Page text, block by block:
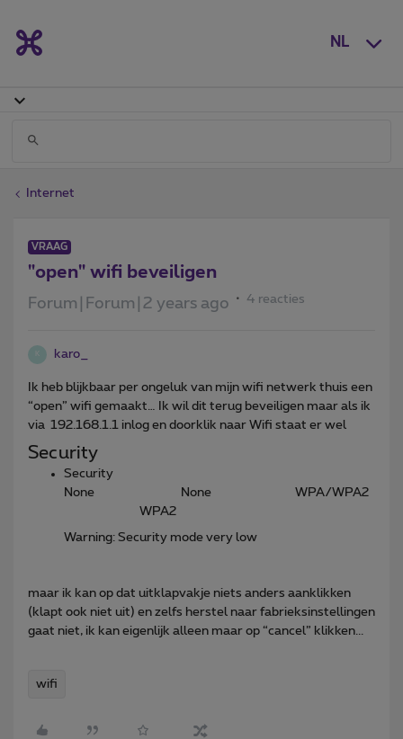
NL
Internet
VRAAG
"open" wifi beveiligen
Forum|Forum|2 years ago 4 reacties
K karo_
Ik heb blijkbaar per ongeluk van mijn wifi netwerk thuis een
“open” wifi gemaakt… Ik wil dit terug beveiligen maar als ik
via 192.168.1.1 inlog en doorklik naar Wifi staat er wel
Security
Security
None None WPA/WPA2
WPA2
Warning: Security mode very low
maar ik kan op dat uitklapvakje niets anders aanklikken
(klapt ook niet uit) en zelfs herstel naar fabrieksinstellingen
gaat niet, ik kan eigenlijk alleen maar op “cancel” klikken...
wifi